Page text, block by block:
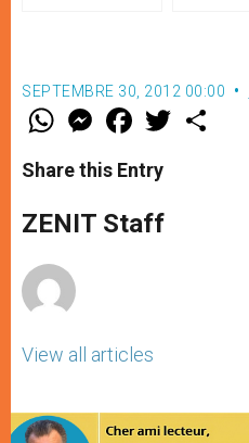
SEPTEMBRE 30, 2012 00:00
W
t
s
p
p
M
e
s
e
g
e
F
a
e
b
o
k
w
Share this Entry
ZENIT Staff
View all articles